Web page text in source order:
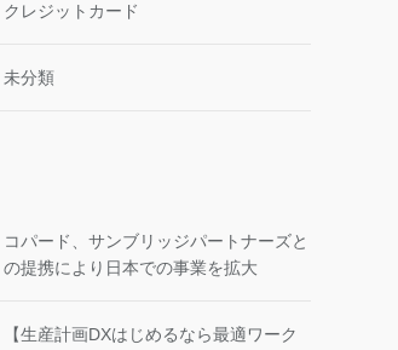
クレジットカード
未分類
コパード、サンブリッジパートナーズと
の提携により日本での事業を拡大
【生産計画DXはじめるなら最適ワーク